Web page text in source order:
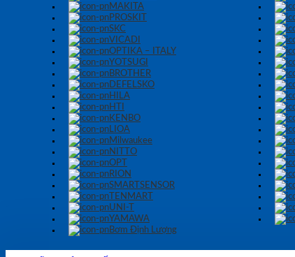
MAKITA
PROSKIT
SKC
VICADI
OPTIKA – ITALY
YOTSUGI
BROTHER
DEFELSKO
HILA
HTI
KENBO
LIOA
Milwaukee
NITTO
OPT
RION
SMARTSENSOR
TENMART
UNI-T
YAMAWA
Bơm Định Lượng